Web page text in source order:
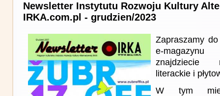
Newsletter Instytutu Rozwoju Kultury
IRKA.com.pl - grudzien/2023
Zapraszamy
e-
znajdziecie
literackie i
W tym